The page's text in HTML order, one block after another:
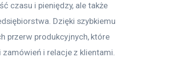
czasu i pieniędzy, ale także
Dzięki szybkiemu
przerw produkcyjnych, które
i relacje z klientami.